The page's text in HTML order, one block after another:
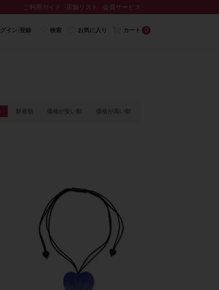
ご利用ガイド 店舗リスト 会員サービス
イン/登録 検索 お気に入り カート 0
新着順 価格が安い順 価格が高い順